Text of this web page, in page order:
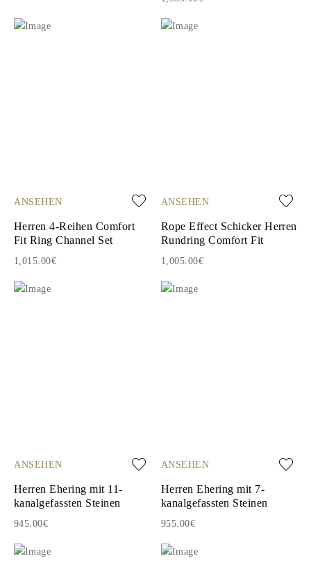
ANSEHEN
Herren 4-Reihen Comfort
Fit Ring Channel Set
1,015.00€
ANSEHEN
Rope Effect Schicker Herren
Rundring Comfort Fit
1,005.00€
ANSEHEN
Herren Ehering mit 11-
kanalgefassten Steinen
945.00€
ANSEHEN
Herren Ehering mit 7-
kanalgefassten Steinen
955.00€